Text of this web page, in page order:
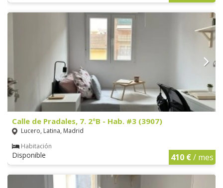
Calle de Pradales, 7. 2ºB - Hab. #3 (3907)
Lucero, Latina, Madrid
Habitación
Disponible 410 €/ mes